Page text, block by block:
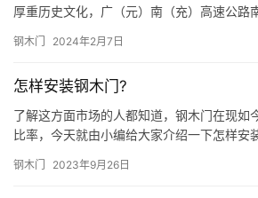
厚重历史文化，广（元）南（充）高速公路
北收费站看到，施工人员正在加紧施工，收
楼高15.6米、次楼高9米，原有的2组照明灯
钢木门 2024年2月7日
怎样安装钢木门?
了解这方面市场的人都知道，钢木门在现如
比率，今天就由小编给大家介绍一下怎样安
绍一下钢木门的具体含义，钢木门顾名思义
钢木门 2023年9月26日